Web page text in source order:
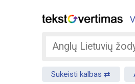
Sukeisti kalbas